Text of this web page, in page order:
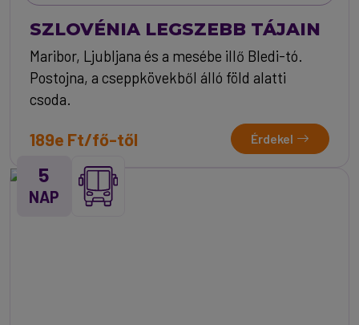
SZLOVÉNIA LEGSZEBB TÁJAIN
Maribor, Ljubljana és a mesébe illő Bledi-tó.
Postojna, a cseppkövekből álló föld alatti
csoda.
189e Ft/fő-től Érdekel
5
NAP